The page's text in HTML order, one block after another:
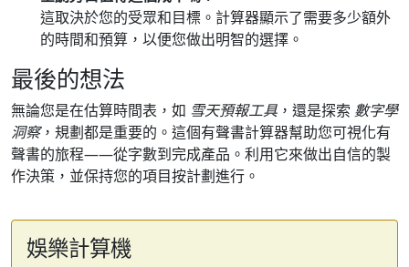
這取決於您的受眾和目標。計算器顯示了需要多少額外
的時間和預算，以便您做出明智的選擇。
最後的想法
無論您是在估算時間表，如 雪天預報工具 ，還是探索 數字學
洞察，規劃都是重要的。這個有聲書計算器幫助您可視化有
聲書的旅程——從字數到完成產品。利用它來做出自信的製
作決策，並保持您的項目按計劃進行。
娛樂計算機